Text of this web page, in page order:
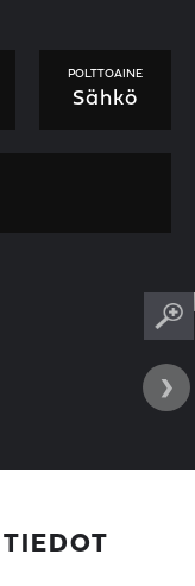
POLTTOAINE
Sähkö
›